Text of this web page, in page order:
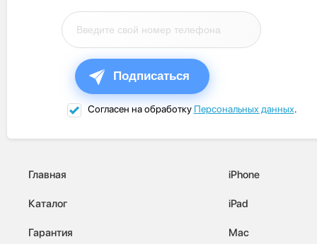
Подписаться
Согласен на обработку Персональных данных.
Главная
Каталог
Гарантия
iPhone
iPad
Mac